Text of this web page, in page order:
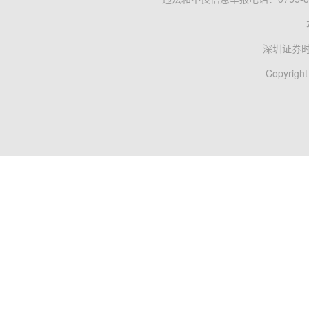
深圳证券